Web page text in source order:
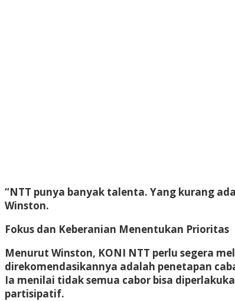
“NTT punya banyak talenta. Yang kurang
Winston.
Fokus dan Keberanian Menentukan Prioritas
Menurut Winston, KONI NTT perlu segera
direkomendasikannya adalah penetapan
Ia menilai tidak semua cabor bisa
partisipatif.